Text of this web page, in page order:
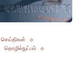
செய்திகள்
தொழில்நுட்பம்